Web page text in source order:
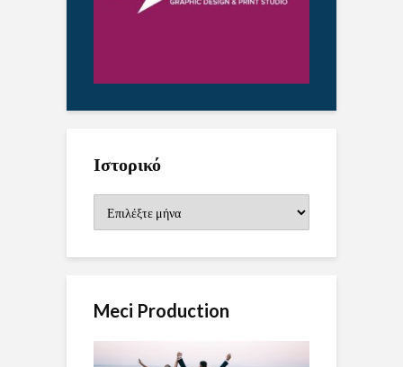
Ιστορικό
Meci Production